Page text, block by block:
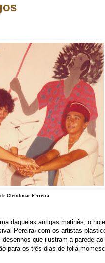
Cleudimar Ferreira
daquelas antigas matinês, o hoje
Pereira) com os artistas
que ilustram a parede ao
para os três dias de folia